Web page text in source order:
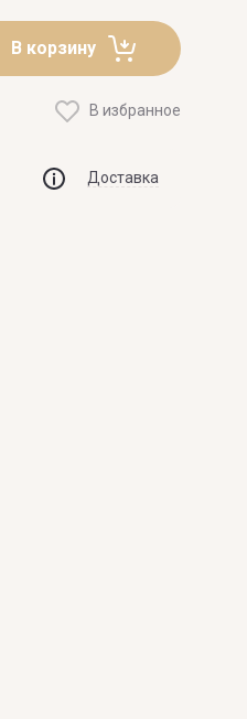
В корзину
В избранное
Доставка